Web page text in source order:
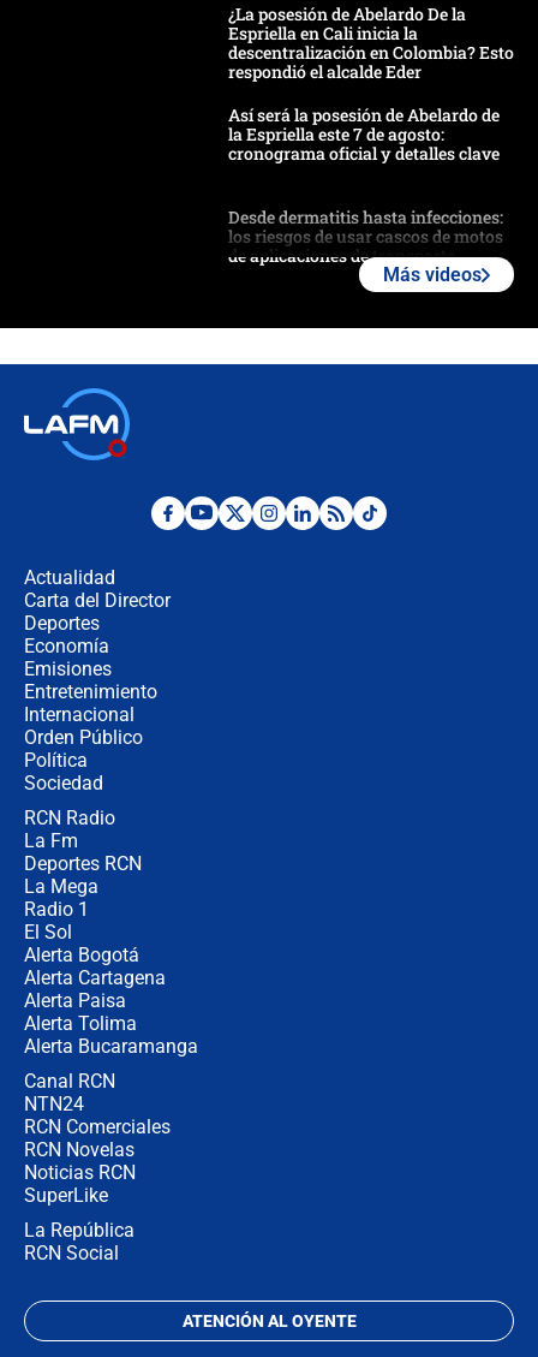
¿La posesión de Abelardo De la
Espriella en Cali inicia la
descentralización en Colombia? Esto
respondió el alcalde Eder
Así será la posesión de Abelardo de
la Espriella este 7 de agosto:
cronograma oficial y detalles clave
Desde dermatitis hasta infecciones:
los riesgos de usar cascos de motos
de aplicaciones de transporte
Posesión de Abelardo De La Espriella
Más videos
Actualidad
Carta del Director
Deportes
Economía
Emisiones
Entretenimiento
Internacional
Orden Público
Política
Sociedad
RCN Radio
La Fm
Deportes RCN
La Mega
Radio 1
El Sol
Alerta Bogotá
Alerta Cartagena
Alerta Paisa
Alerta Tolima
Alerta Bucaramanga
Canal RCN
NTN24
RCN Comerciales
RCN Novelas
Noticias RCN
SuperLike
La República
RCN Social
ATENCIÓN AL OYENTE